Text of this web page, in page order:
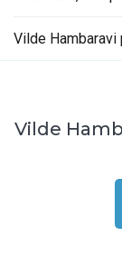
Vilde
Vilde